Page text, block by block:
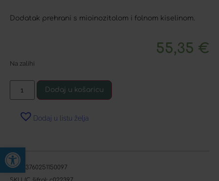
Open toolbar
Dodatak prehrani s mioinozitolom i folnom kiselinom.
55,35 €
Na zalihi
Dodaj u košaricu
Dodaj u listu želja
EAN: 3760251150097